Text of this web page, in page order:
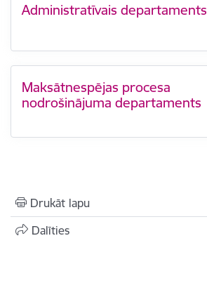
Administratīvais departaments
Maksātnespējas procesa
nodrošinājuma departaments
Drukāt lapu
Dalīties